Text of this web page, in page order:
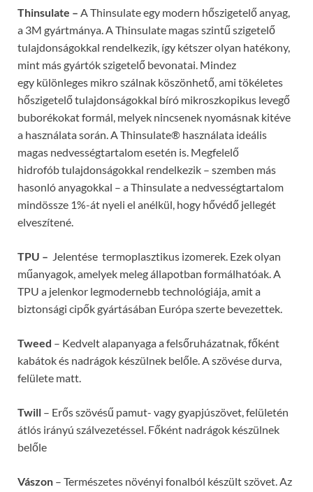
Thinsulate – A Thinsulate egy modern hőszigetelő anyag,
a 3M gyártmánya. A Thinsulate magas szintű szigetelő
tulajdonságokkal rendelkezik, így kétszer olyan hatékony,
mint más gyártók szigetelő bevonatai. Mindez
egy különleges mikro szálnak köszönhető, ami tökéletes
hőszigetelő tulajdonságokkal bíró mikroszkopikus levegő
buborékokat formál, melyek nincsenek nyomásnak kitéve
a használata során. A Thinsulate® használata ideális
magas nedvességtartalom esetén is. Megfelelő
hidrofób tulajdonságokkal rendelkezik – szemben más
hasonló anyagokkal – a Thinsulate a nedvességtartalom
mindössze 1%-át nyeli el anélkül, hogy hővédő jellegét
elveszítené.
TPU – Jelentése termoplasztikus izomerek. Ezek olyan
műanyagok, amelyek meleg állapotban formálhatóak. A
TPU a jelenkor legmodernebb technológiája, amit a
biztonsági cipők gyártásában Európa szerte bevezettek.
Tweed – Kedvelt alapanyaga a felsőruházatnak, főként
kabátok és nadrágok készülnek belőle. A szövése durva,
felülete matt.
Twill – Erős szövésű pamut- vagy gyapjúszövet, felületén
átlós irányú szálvezetéssel. Főként nadrágok készülnek
belőle
Vászon – Természetes növényi fonalból készült szövet. Az